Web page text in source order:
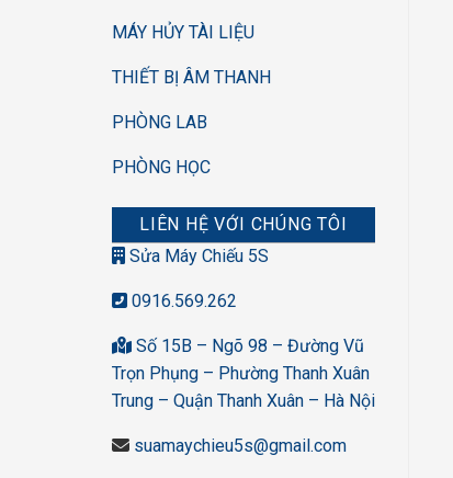
MÁY HỦY TÀI LIỆU
THIẾT BỊ ÂM THANH
PHÒNG LAB
PHÒNG HỌC
LIÊN HỆ VỚI CHÚNG TÔI
Sửa Máy Chiếu 5S
0916.569.262
Số 15B – Ngõ 98 – Đường Vũ
Trọn Phụng – Phường Thanh Xuân
Trung – Quận Thanh Xuân – Hà Nội
suamaychieu5s@gmail.com